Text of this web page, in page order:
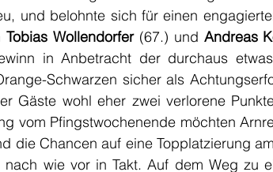
und belohnte sich für einen
Tobias Wollendorfer (67.) und Andreas
in Anbetracht der durchaus
Schwarzen sicher als
Gäste wohl eher zwei verlorene
vom Pfingstwochenende möchten
die Chancen auf eine Topplatzierung
nach wie vor in Takt. Auf dem Weg zu